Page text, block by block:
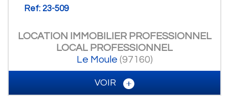
Ref: 23-509
LOCATION IMMOBILIER PROFESSIONNEL
LOCAL PROFESSIONNEL
Le Moule (97160)
VOIR